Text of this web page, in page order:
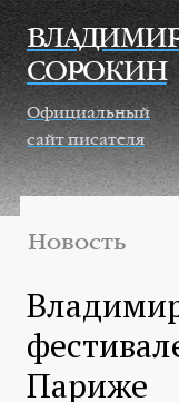
Перейти к
СОРОКИН
Официальный
сайт писателя
Новость
Париже